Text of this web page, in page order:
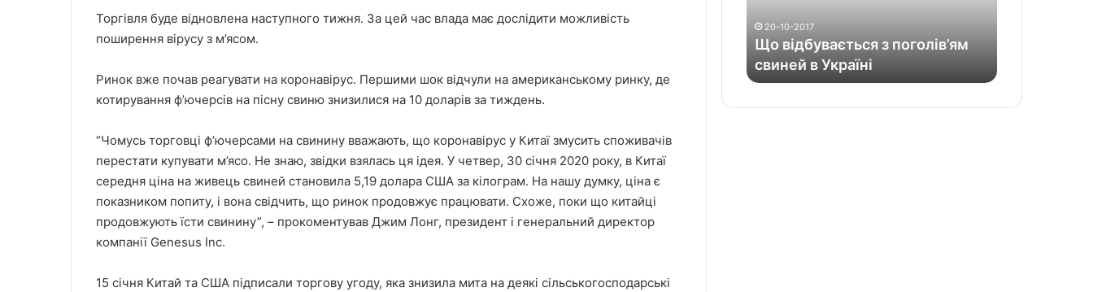
n
X
m
a
l
Торгівля буде відновлена ​​наступного тижня. За цей час влада має дослідити можливість
поширення вірусу з м’ясом.
Ринок вже почав реагувати на коронавірус. Першими шок відчули на американському ринку, де
котирування ф’ючерсів на пісну свиню знизилися на 10 доларів за тиждень.
“Чомусь торговці ф’ючерсами на свинину вважають, що коронавірус у Китаї змусить споживачів
перестати купувати м’ясо. Не знаю, звідки взялась ця ідея. У четвер, 30 січня 2020 року, в Китаї
середня ціна на живець свиней становила 5,19 долара США за кілограм. На нашу думку, ціна є
показником попиту, і вона свідчить, що ринок продовжує працювати. Схоже, поки що китайці
продовжують їсти свинину”, – прокоментував Джим Лонг, президент і генеральний директор
компанії Genesus Inc.
15 січня Китай та США підписали торгову угоду, яка знизила мита на деякі сільськогосподарські
т
20-10-2017
Що відбувається з поголів’ям
свиней в Україні